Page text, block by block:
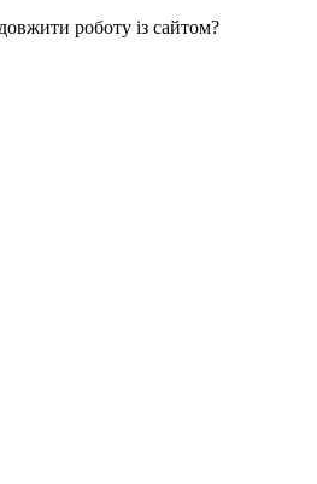
роботу із сайтом?